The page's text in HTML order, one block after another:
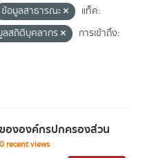
ข้อมูลสาธารณะ
แท็ค:
ลสถิติบุคลากร
การเข้าถึง:
ององค์กรปกครองส่วน
recent views